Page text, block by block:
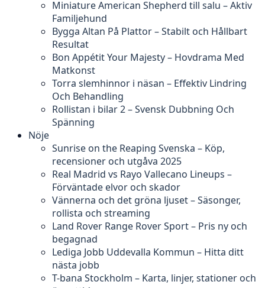
Miniature American Shepherd till salu – Aktiv
Familjehund
Bygga Altan På Plattor – Stabilt och Hållbart
Resultat
Bon Appétit Your Majesty – Hovdrama Med
Matkonst
Torra slemhinnor i näsan – Effektiv Lindring
Och Behandling
Rollistan i bilar 2 – Svensk Dubbning Och
Spänning
Nöje
Sunrise on the Reaping Svenska – Köp,
recensioner och utgåva 2025
Real Madrid vs Rayo Vallecano Lineups –
Förväntade elvor och skador
Vännerna och det gröna ljuset – Säsonger,
rollista och streaming
Land Rover Range Rover Sport – Pris ny och
begagnad
Lediga Jobb Uddevalla Kommun – Hitta ditt
nästa jobb
T-bana Stockholm – Karta, linjer, stationer och